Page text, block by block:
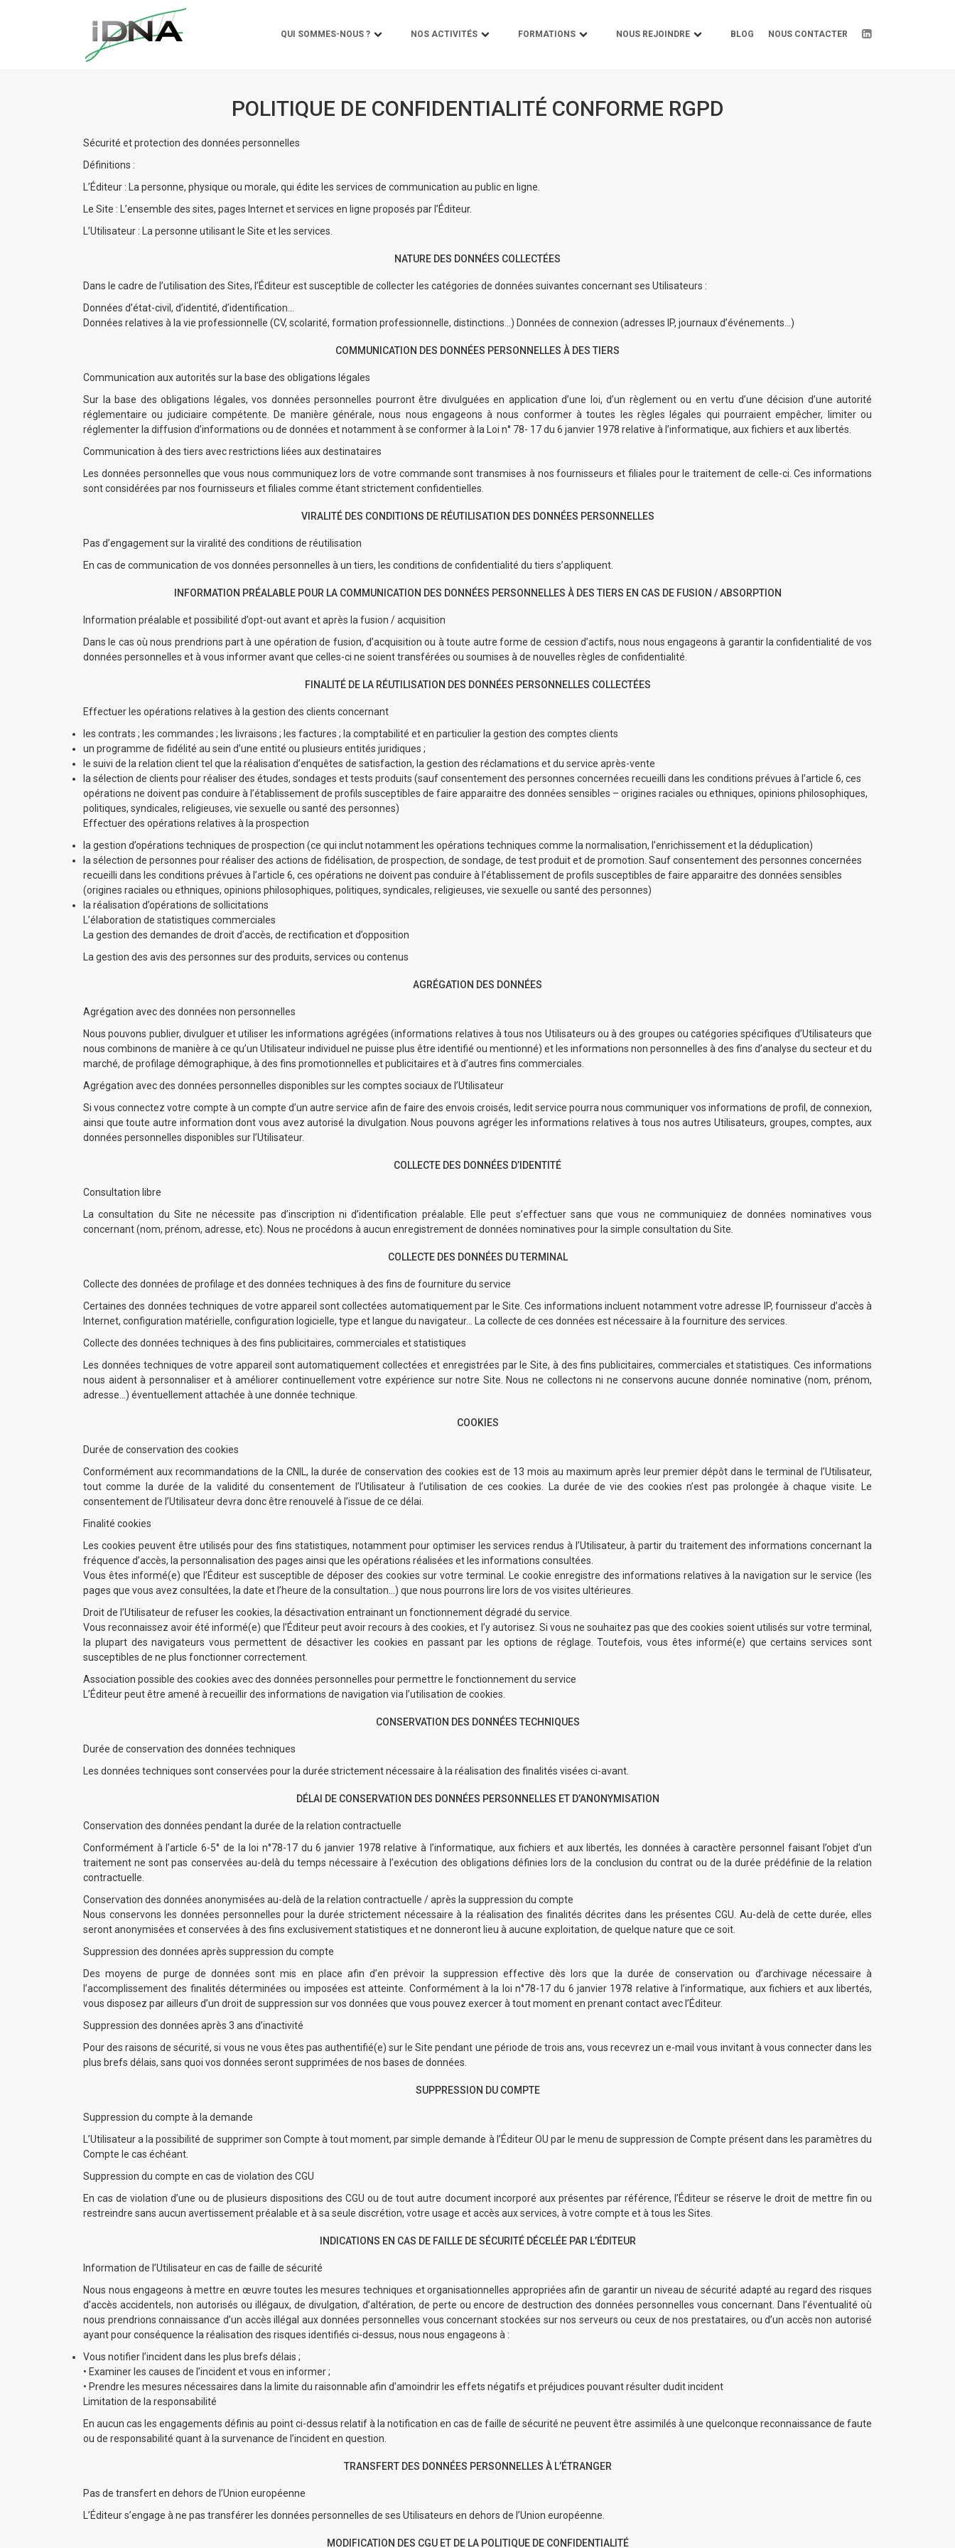
QUI SOMMES-NOUS ? NOS ACTIVITÉS FORMATIONS NOUS REJOINDRE BLOG NOUS CONTACTER
POLITIQUE DE CONFIDENTIALITÉ CONFORME RGPD
Sécurité et protection des données personnelles
Définitions :
L’Éditeur : La personne, physique ou morale, qui édite les services de communication au public en ligne.
Le Site : L’ensemble des sites, pages Internet et services en ligne proposés par l’Éditeur.
L’Utilisateur : La personne utilisant le Site et les services.
NATURE DES DONNÉES COLLECTÉES
Dans le cadre de l’utilisation des Sites, l’Éditeur est susceptible de collecter les catégories de données suivantes concernant ses Utilisateurs :
Données d’état-civil, d’identité, d’identification…
Données relatives à la vie professionnelle (CV, scolarité, formation professionnelle, distinctions…) Données de connexion (adresses IP, journaux d’événements…)
COMMUNICATION DES DONNÉES PERSONNELLES À DES TIERS
Communication aux autorités sur la base des obligations légales
Sur la base des obligations légales, vos données personnelles pourront être divulguées en application d’une loi, d’un règlement ou en vertu d’une décision d’une autorité
réglementaire ou judiciaire compétente. De manière générale, nous nous engageons à nous conformer à toutes les règles légales qui pourraient empêcher, limiter ou
réglementer la diffusion d’informations ou de données et notamment à se conformer à la Loi n° 78- 17 du 6 janvier 1978 relative à l’informatique, aux fichiers et aux libertés.
Communication à des tiers avec restrictions liées aux destinataires
Les données personnelles que vous nous communiquez lors de votre commande sont transmises à nos fournisseurs et filiales pour le traitement de celle-ci. Ces informations
sont considérées par nos fournisseurs et filiales comme étant strictement confidentielles.
VIRALITÉ DES CONDITIONS DE RÉUTILISATION DES DONNÉES PERSONNELLES
Pas d’engagement sur la viralité des conditions de réutilisation
En cas de communication de vos données personnelles à un tiers, les conditions de confidentialité du tiers s’appliquent.
INFORMATION PRÉALABLE POUR LA COMMUNICATION DES DONNÉES PERSONNELLES À DES TIERS EN CAS DE FUSION / ABSORPTION
Information préalable et possibilité d’opt-out avant et après la fusion / acquisition
Dans le cas où nous prendrions part à une opération de fusion, d’acquisition ou à toute autre forme de cession d’actifs, nous nous engageons à garantir la confidentialité de vos
données personnelles et à vous informer avant que celles-ci ne soient transférées ou soumises à de nouvelles règles de confidentialité.
FINALITÉ DE LA RÉUTILISATION DES DONNÉES PERSONNELLES COLLECTÉES
Effectuer les opérations relatives à la gestion des clients concernant
les contrats ; les commandes ; les livraisons ; les factures ; la comptabilité et en particulier la gestion des comptes clients
un programme de fidélité au sein d’une entité ou plusieurs entités juridiques ;
le suivi de la relation client tel que la réalisation d’enquêtes de satisfaction, la gestion des réclamations et du service après-vente
la sélection de clients pour réaliser des études, sondages et tests produits (sauf consentement des personnes concernées recueilli dans les conditions prévues à l’article 6, ces
opérations ne doivent pas conduire à l’établissement de profils susceptibles de faire apparaitre des données sensibles – origines raciales ou ethniques, opinions philosophiques,
politiques, syndicales, religieuses, vie sexuelle ou santé des personnes)
Effectuer des opérations relatives à la prospection
la gestion d’opérations techniques de prospection (ce qui inclut notamment les opérations techniques comme la normalisation, l’enrichissement et la déduplication)
la sélection de personnes pour réaliser des actions de fidélisation, de prospection, de sondage, de test produit et de promotion. Sauf consentement des personnes concernées
recueilli dans les conditions prévues à l’article 6, ces opérations ne doivent pas conduire à l’établissement de profils susceptibles de faire apparaitre des données sensibles
(origines raciales ou ethniques, opinions philosophiques, politiques, syndicales, religieuses, vie sexuelle ou santé des personnes)
la réalisation d’opérations de sollicitations
L’élaboration de statistiques commerciales
La gestion des demandes de droit d’accès, de rectification et d’opposition
La gestion des avis des personnes sur des produits, services ou contenus
AGRÉGATION DES DONNÉES
Agrégation avec des données non personnelles
Nous pouvons publier, divulguer et utiliser les informations agrégées (informations relatives à tous nos Utilisateurs ou à des groupes ou catégories spécifiques d’Utilisateurs que
nous combinons de manière à ce qu’un Utilisateur individuel ne puisse plus être identifié ou mentionné) et les informations non personnelles à des fins d’analyse du secteur et du
marché, de profilage démographique, à des fins promotionnelles et publicitaires et à d’autres fins commerciales.
Agrégation avec des données personnelles disponibles sur les comptes sociaux de l’Utilisateur
Si vous connectez votre compte à un compte d’un autre service afin de faire des envois croisés, ledit service pourra nous communiquer vos informations de profil, de connexion,
ainsi que toute autre information dont vous avez autorisé la divulgation. Nous pouvons agréger les informations relatives à tous nos autres Utilisateurs, groupes, comptes, aux
données personnelles disponibles sur l’Utilisateur.
COLLECTE DES DONNÉES D’IDENTITÉ
Consultation libre
La consultation du Site ne nécessite pas d’inscription ni d’identification préalable. Elle peut s’effectuer sans que vous ne communiquiez de données nominatives vous
concernant (nom, prénom, adresse, etc). Nous ne procédons à aucun enregistrement de données nominatives pour la simple consultation du Site.
COLLECTE DES DONNÉES DU TERMINAL
Collecte des données de profilage et des données techniques à des fins de fourniture du service
Certaines des données techniques de votre appareil sont collectées automatiquement par le Site. Ces informations incluent notamment votre adresse IP, fournisseur d’accès à
Internet, configuration matérielle, configuration logicielle, type et langue du navigateur… La collecte de ces données est nécessaire à la fourniture des services.
Collecte des données techniques à des fins publicitaires, commerciales et statistiques
Les données techniques de votre appareil sont automatiquement collectées et enregistrées par le Site, à des fins publicitaires, commerciales et statistiques. Ces informations
nous aident à personnaliser et à améliorer continuellement votre expérience sur notre Site. Nous ne collectons ni ne conservons aucune donnée nominative (nom, prénom,
adresse…) éventuellement attachée à une donnée technique.
COOKIES
Durée de conservation des cookies
Conformément aux recommandations de la CNIL, la durée de conservation des cookies est de 13 mois au maximum après leur premier dépôt dans le terminal de l’Utilisateur,
tout comme la durée de la validité du consentement de l’Utilisateur à l’utilisation de ces cookies. La durée de vie des cookies n’est pas prolongée à chaque visite. Le
consentement de l’Utilisateur devra donc être renouvelé à l’issue de ce délai.
Finalité cookies
Les cookies peuvent être utilisés pour des fins statistiques, notamment pour optimiser les services rendus à l’Utilisateur, à partir du traitement des informations concernant la
fréquence d’accès, la personnalisation des pages ainsi que les opérations réalisées et les informations consultées.
Vous êtes informé(e) que l’Éditeur est susceptible de déposer des cookies sur votre terminal. Le cookie enregistre des informations relatives à la navigation sur le service (les
pages que vous avez consultées, la date et l’heure de la consultation…) que nous pourrons lire lors de vos visites ultérieures.
Droit de l’Utilisateur de refuser les cookies, la désactivation entrainant un fonctionnement dégradé du service.
Vous reconnaissez avoir été informé(e) que l’Éditeur peut avoir recours à des cookies, et l’y autorisez. Si vous ne souhaitez pas que des cookies soient utilisés sur votre terminal,
la plupart des navigateurs vous permettent de désactiver les cookies en passant par les options de réglage. Toutefois, vous êtes informé(e) que certains services sont
susceptibles de ne plus fonctionner correctement.
Association possible des cookies avec des données personnelles pour permettre le fonctionnement du service
L’Éditeur peut être amené à recueillir des informations de navigation via l’utilisation de cookies.
CONSERVATION DES DONNÉES TECHNIQUES
Durée de conservation des données techniques
Les données techniques sont conservées pour la durée strictement nécessaire à la réalisation des finalités visées ci-avant.
DÉLAI DE CONSERVATION DES DONNÉES PERSONNELLES ET D’ANONYMISATION
Conservation des données pendant la durée de la relation contractuelle
Conformément à l’article 6-5° de la loi n°78-17 du 6 janvier 1978 relative à l’informatique, aux fichiers et aux libertés, les données à caractère personnel faisant l’objet d’un
traitement ne sont pas conservées au-delà du temps nécessaire à l’exécution des obligations définies lors de la conclusion du contrat ou de la durée prédéfinie de la relation
contractuelle.
Conservation des données anonymisées au-delà de la relation contractuelle / après la suppression du compte
Nous conservons les données personnelles pour la durée strictement nécessaire à la réalisation des finalités décrites dans les présentes CGU. Au-delà de cette durée, elles
seront anonymisées et conservées à des fins exclusivement statistiques et ne donneront lieu à aucune exploitation, de quelque nature que ce soit.
Suppression des données après suppression du compte
Des moyens de purge de données sont mis en place afin d’en prévoir la suppression effective dès lors que la durée de conservation ou d’archivage nécessaire à
l’accomplissement des finalités déterminées ou imposées est atteinte. Conformément à la loi n°78-17 du 6 janvier 1978 relative à l’informatique, aux fichiers et aux libertés,
vous disposez par ailleurs d’un droit de suppression sur vos données que vous pouvez exercer à tout moment en prenant contact avec l’Éditeur.
Suppression des données après 3 ans d’inactivité
Pour des raisons de sécurité, si vous ne vous êtes pas authentifié(e) sur le Site pendant une période de trois ans, vous recevrez un e-mail vous invitant à vous connecter dans les
plus brefs délais, sans quoi vos données seront supprimées de nos bases de données.
SUPPRESSION DU COMPTE
Suppression du compte à la demande
L’Utilisateur a la possibilité de supprimer son Compte à tout moment, par simple demande à l’Éditeur OU par le menu de suppression de Compte présent dans les paramètres du
Compte le cas échéant.
Suppression du compte en cas de violation des CGU
En cas de violation d’une ou de plusieurs dispositions des CGU ou de tout autre document incorporé aux présentes par référence, l’Éditeur se réserve le droit de mettre fin ou
restreindre sans aucun avertissement préalable et à sa seule discrétion, votre usage et accès aux services, à votre compte et à tous les Sites.
INDICATIONS EN CAS DE FAILLE DE SÉCURITÉ DÉCELÉE PAR L’ÉDITEUR
Information de l’Utilisateur en cas de faille de sécurité
Nous nous engageons à mettre en œuvre toutes les mesures techniques et organisationnelles appropriées afin de garantir un niveau de sécurité adapté au regard des risques
d’accès accidentels, non autorisés ou illégaux, de divulgation, d’altération, de perte ou encore de destruction des données personnelles vous concernant. Dans l’éventualité où
nous prendrions connaissance d’un accès illégal aux données personnelles vous concernant stockées sur nos serveurs ou ceux de nos prestataires, ou d’un accès non autorisé
ayant pour conséquence la réalisation des risques identifiés ci-dessus, nous nous engageons à :
Vous notifier l’incident dans les plus brefs délais ;
• Examiner les causes de l’incident et vous en informer ;
• Prendre les mesures nécessaires dans la limite du raisonnable afin d’amoindrir les effets négatifs et préjudices pouvant résulter dudit incident
Limitation de la responsabilité
En aucun cas les engagements définis au point ci-dessus relatif à la notification en cas de faille de sécurité ne peuvent être assimilés à une quelconque reconnaissance de faute
ou de responsabilité quant à la survenance de l’incident en question.
TRANSFERT DES DONNÉES PERSONNELLES À L’ÉTRANGER
Pas de transfert en dehors de l’Union européenne
L’Éditeur s’engage à ne pas transférer les données personnelles de ses Utilisateurs en dehors de l’Union européenne.
MODIFICATION DES CGU ET DE LA POLITIQUE DE CONFIDENTIALITÉ